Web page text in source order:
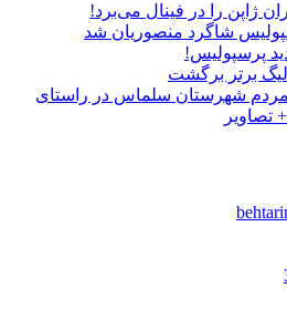
ژاپن را در فینال می‌برد!
شاگرد منصوریان شد
پرسپولیس!
لیگ برتر برگشت
مردم شهرستان سلماس در راستای
تصاویر